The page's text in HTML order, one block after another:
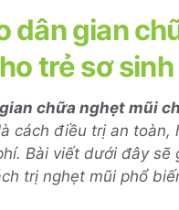
dân gian
trẻ sơ
chữa nghẹt mũi
cách điều trị an toàn,
Bài viết dưới đây sẽ
trị nghẹt mũi phổ